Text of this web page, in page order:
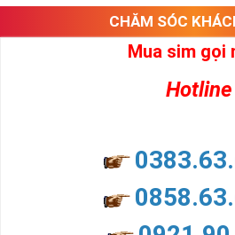
8 mang lại cho người dùng là vô tận.
tài, phát lộc, phát may mắn
Sim Lục Quý 5- Sim Số Đẹp Tượng Trưng
Chắc hẳn nhiều người chúng ta ở đây
không chỉ đẹp về hình thức mà còn đẹp
CHĂM SÓC
Mua sim gọi
Hotline